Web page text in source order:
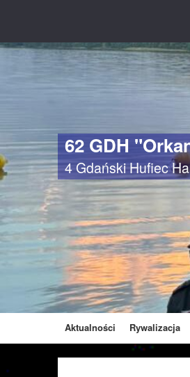
62 GDH
4 Gdański Hufiec
Aktualności Rywalizacja